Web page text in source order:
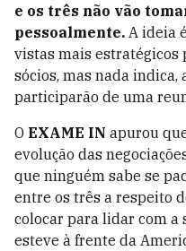
e os três não vão
pessoalmente. A ideia
vistas mais estratégicos
sócios, mas nada indica,
participarão de uma
O EXAME IN apurou
evolução das
que ninguém sabe se
entre os três a respeito
colocar para lidar com a
esteve à frente da